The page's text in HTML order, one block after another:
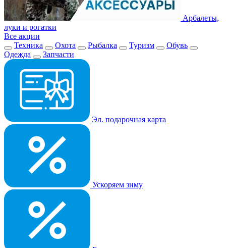
Арбалеты,
луки и рогатки
Все акции
Техника
Охота Рыбалка Туризм
Обувь
Одежда
Запчасти
Эл. подарочная карта
Ускоряем зиму